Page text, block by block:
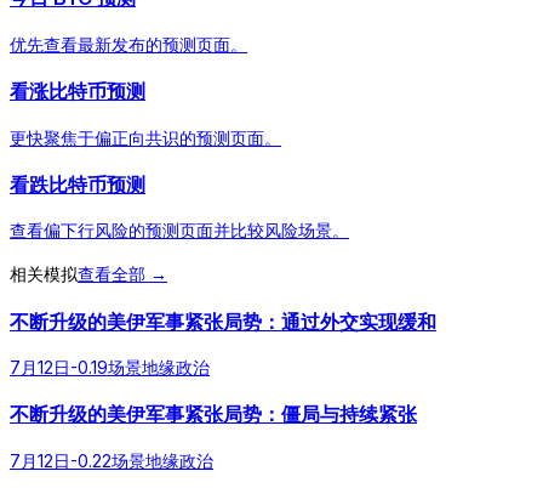
优先查看最新发布的预测页面。
看涨比特币预测
更快聚焦于偏正向共识的预测页面。
看跌比特币预测
查看偏下行风险的预测页面并比较风险场景。
相关模拟查看全部 →
不断升级的美伊军事紧张局势：通过外交实现缓和
7月12日-0.19场景地缘政治
不断升级的美伊军事紧张局势：僵局与持续紧张
7月12日-0.22场景地缘政治